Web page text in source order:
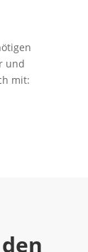
und
mit: